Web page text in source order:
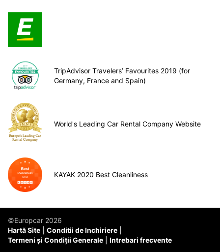
TripAdvisor Travelers’ Favourites 2019 (for
Germany, France and Spain)
World's Leading Car Rental Company Website
KAYAK 2020 Best Cleanliness
©Europcar 2026
Hartă Site
Conditii de Inchiriere
Termeni și Condiții Generale
Intrebari frecvente